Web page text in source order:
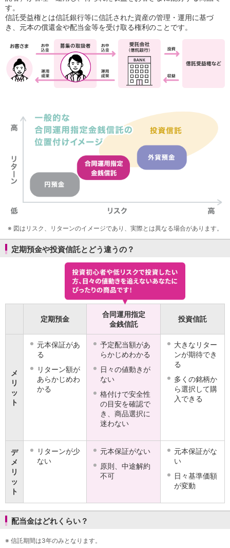
目的別ローンマイページ
保険
保険
個人年金保険
医療保険
がん保険
就業不能保険
国内旅行傷害保険
スマホ保険
カード
クレジットカード
デビットカード
インターネットバンキング
アプリ
通帳アプリ
イオン銀行PayB
イオングループアプリ
支払・入金・サービス
口座振替サービス
WEB即時決済サービス
スマホ決済アプリ
公営競技
サービス
Myステージ
相続・税務のご相談
手数料
金利
キャンペーン
店舗・ATM
店舗
北海道
青森県
す。
信託受益権とは信託銀行等に信託された資産の管理・運用に基づ
き、元本の償還金や配当金等を受け取る権利のことです。
※ 図はリスク、リターンのイメージであり、実際とは異なる場合があります。
定期預金や投資信託とどう違うの？
定期預金
合同運用指定
金銭信託
投資信託
メ
リ
ッ
ト
元本保証があ
る
リターン額が
あらかじめわ
かる
予定配当額があ
らかじめわかる
日々の値動きが
ない
格付けで安全性
の目安を確認で
き、商品選択に
迷わない
大きなリター
ンが期待でき
る
多くの銘柄か
ら選択して購
入できる
デ
メ
リ
ッ
ト
リターンが少
ない
元本保証がない
原則、中途解約
不可
元本保証がな
い
日々基準価額
が変動
配当金はどれくらい？
※ 信託期間は3年のみとなります。